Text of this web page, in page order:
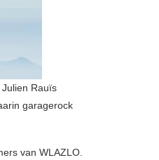
Rauïs
garagerock
van WLAZLO.